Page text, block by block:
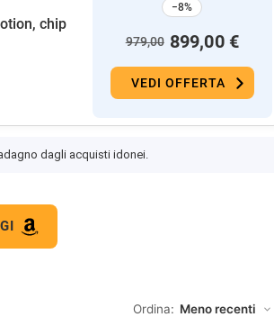
chip
−8%
979,00 899,00 €
VEDI OFFERTA
dagli acquisti idonei.
Ordina: